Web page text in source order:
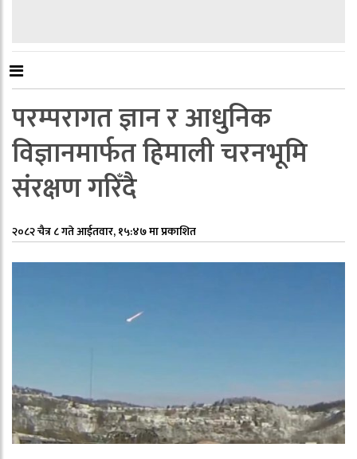
परम्परागत ज्ञान र आधुनिक
विज्ञानमार्फत हिमाली चरनभूमि
संरक्षण गरिँदै
२०८२ चैत्र ८ गते आईतवार, १५:४७ मा प्रकाशित